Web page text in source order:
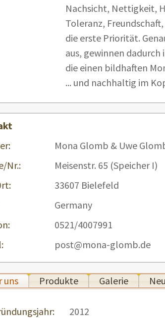
Nachsicht, Nettigkeit,
Toleranz,
die erste Priorität.
aus, gewinnen dadurch
die einen bildhaften
... und nachhaltig im
Mona Glomb & Uwe
Nr.:
Meisenstr. 65 (Speicher I)
33607 Bielefeld
Germany
0521/4007991
post@mona-glomb.de
uns Produkte Galerie
2012